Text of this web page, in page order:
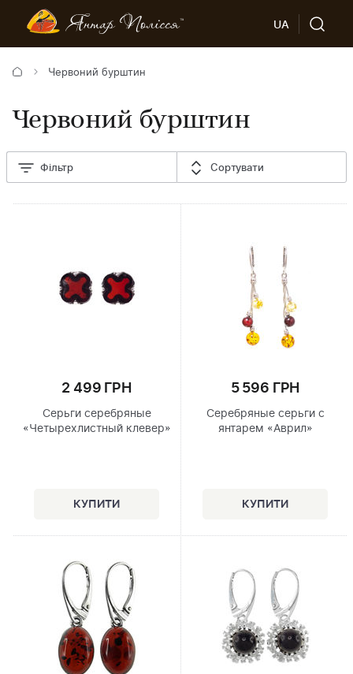
UA
Червоний бурштин
Червоний бурштин
Фільтр Сортувати
2 499 ГРН
Серьги серебряные
«Четырехлистный клевер»
5 596 ГРН
Серебряные серьги с
янтарем «Аврил»